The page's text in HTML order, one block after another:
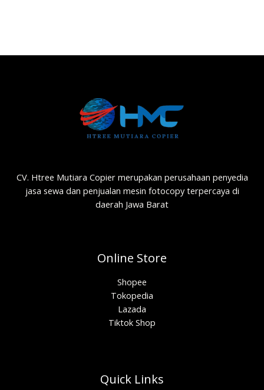
CV. Htree Mutiara Copier merupakan perusahaan penyedia
jasa sewa dan penjualan mesin fotocopy terpercaya di
daerah Jawa Barat
Online Store
Shopee
Tokopedia
Lazada
Tiktok Shop
Quick Links